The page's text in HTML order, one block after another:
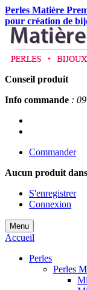
Perles Matière
pour création de
Conseil produit
Info commande :
Commander
Aucun produit
S'enregistrer
Connexion
Menu
Accueil
Perles
Perles